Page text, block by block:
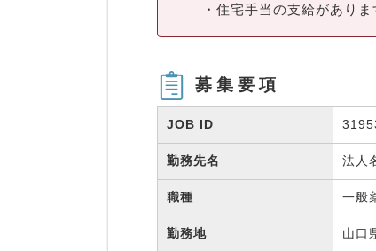
・住宅手当の支給があり
募集要項
JOB ID
勤務先名 法人
職種 一般
勤務地 山口